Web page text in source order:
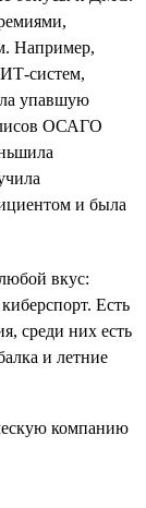
Например,
систем,
упавшую
ОСАГО
и была
вкус:
Есть
среди них есть
и летние